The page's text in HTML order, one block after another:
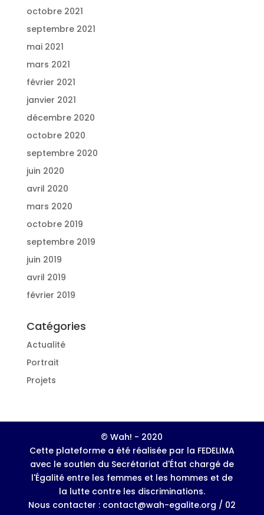
octobre 2021
septembre 2021
mai 2021
mars 2021
février 2021
janvier 2021
décembre 2020
octobre 2020
septembre 2020
juin 2020
avril 2020
mars 2020
octobre 2019
septembre 2019
juin 2019
avril 2019
février 2019
Catégories
Actualité
Portrait
Projets
© Wah! - 2020
Cette plateforme a été réalisée par la FEDELIMA
avec le soutien du Secrétariat d'État chargé de
l'Égalité entre les femmes et les hommes et de
la lutte contre les discriminations.
Nous contacter : contact@wah-egalite.org / 02